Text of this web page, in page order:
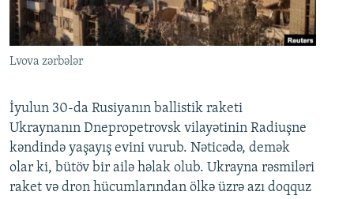
Lvova zərbələr
İyulun 30-da Rusiyanın ballistik raketi
Ukraynanın Dnepropetrovsk vilayətinin Radiuşne
kəndində yaşayış evini vurub. Nəticədə, demək
olar ki, bütöv bir ailə həlak olub. Ukrayna rəsmiləri
raket və dron hücumlarından ölkə üzrə azı doqquz